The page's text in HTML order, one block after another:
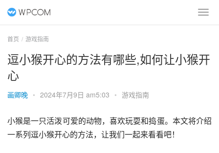
首页 游戏指南
逗小猴开心的方法有哪些,如何让小猴开
心
画卿晚 • 2024年7月9日 am5:03 • 游戏指南
小猴是一只活泼可爱的动物，喜欢玩耍和捣蛋。本文将介绍
一系列逗小猴开心的方法，让我们一起来看看吧！